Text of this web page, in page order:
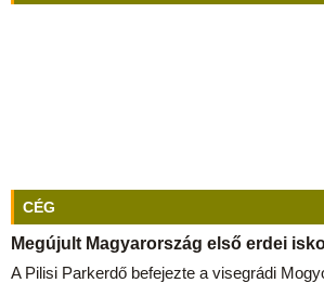
CÉG
Megújult Magyarország első erdei
A Pilisi Parkerdő befejezte a visegrádi